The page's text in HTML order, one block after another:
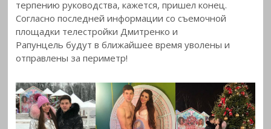
терпению руководства, кажется, пришел конец.
Согласно последней информации со съемочной
площадки телестройки Дмитренко и
Рапунцель будут в ближайшее время уволены и
отправлены за периметр!